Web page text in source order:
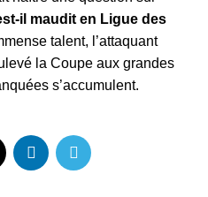
il maudit en Ligue des
talent, l’attaquant
la Coupe aux grandes
s’accumulent.